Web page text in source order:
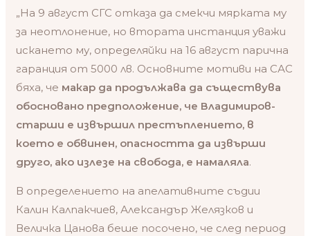
„На 9 август СГС отказа да смекчи мярката му
за неотлонение, но втората инстанция уважи
искането му, определяйки на 16 август парична
гаранция от 5000 лв. Основните мотиви на САС
бяха, че макар да продължава да съществува
обосновано предположение, че Владимиров-
старши е извършил престъплението, в
което е обвинен, опасността да извърши
друго, ако излезе на свобода, е намаляла.
В определението на апелативните съдии
Калин Калпакчиев, Александър Желязков и
Величка Цанова беше посочено, че след период